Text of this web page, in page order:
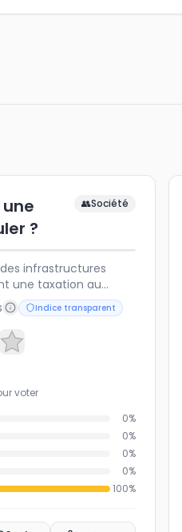
?
👥Société
infrastructures
une taxation au
afin de compenser la
fossiles. Une telle
pour l'avenir de la
Indice transparent
voter
0%
0%
0%
0%
100%